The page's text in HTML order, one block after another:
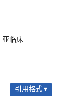
亚临床
引用格式 ▾